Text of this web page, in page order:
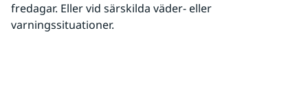
fredagar. Eller vid särskilda väder- eller
varningssituationer.